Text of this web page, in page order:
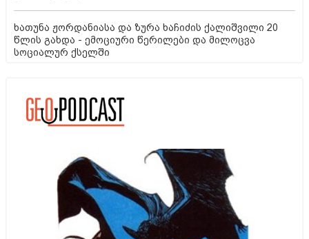
ხათუნა ჟორდანიასა და ზურა ხაჩიძის ქალიშვილი 20
წლის გახდა - ემოციური წერილები და მილოცვა
სოციალურ ქსელში